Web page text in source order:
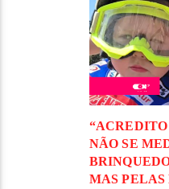
NÃO SE
MAS PELAS